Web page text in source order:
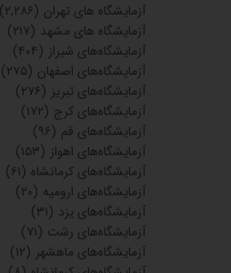
آزمایشگاه‌ های تهران (۲,۲۸۶)
آزمایشگاه های مشهد (۲۱۷)
آزمایشگاه‌های شیراز (۴۰۴)
آزمایشگاه‌های اصفهان (۲۷۵)
آزمایشگاه‌های تبریز (۲۷۶)
آزمایشگاه‌های کرج (۱۷۲)
آزمایشگاه‌های قم (۹۶)
آزمایشگاه‌های اهواز (۱۵۳)
آزمایشگاه‌های کرمانشاه (۶۱)
آزمایشگاه‌های ارومیه (۲۰)
آزمایشگاه‌های یزد (۳۱)
آزمایشگاه‌های رشت (۷۱)
آزمایشگاه‌های ماهشهر (۱۲)